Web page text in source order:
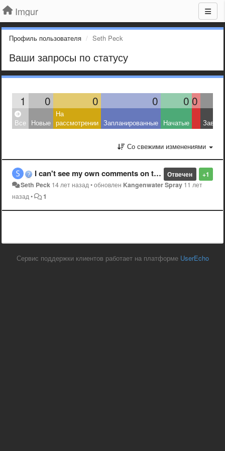
Imgur
Профиль пользователя Seth Peck
Ваши запросы по статусу
1 0 0 0 0 0
Все Новые
На
рассмотрении Запланированные Начатые
Со свежими изменениями
+1
Отвечен
I can't see my own comments on the front page now?
Seth Peck 14 лет назад•обновлен Kangenwater Spray 11 лет
назад• 1
Сервис поддержки клиентов работает на платформе UserEcho